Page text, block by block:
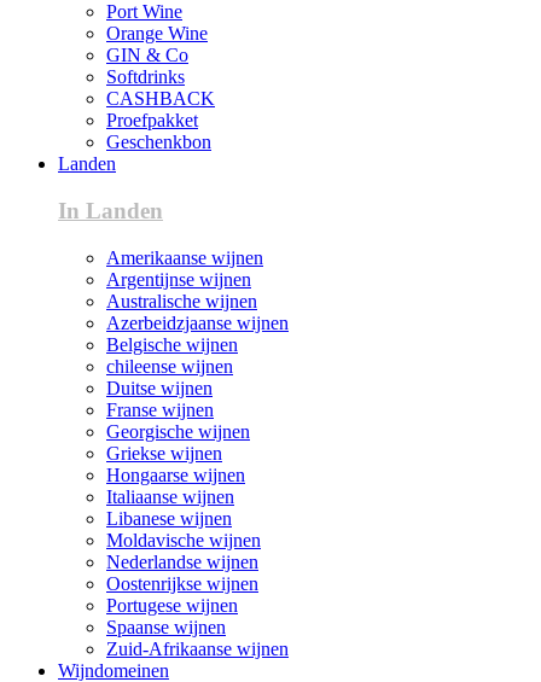
Port Wine
Orange Wine
GIN & Co
Softdrinks
CASHBACK
Proefpakket
Geschenkbon
Landen
In Landen
Amerikaanse wijnen
Argentijnse wijnen
Australische wijnen
Azerbeidzjaanse wijnen
Belgische wijnen
chileense wijnen
Duitse wijnen
Franse wijnen
Georgische wijnen
Griekse wijnen
Hongaarse wijnen
Italiaanse wijnen
Libanese wijnen
Moldavische wijnen
Nederlandse wijnen
Oostenrijkse wijnen
Portugese wijnen
Spaanse wijnen
Zuid-Afrikaanse wijnen
Wijndomeinen